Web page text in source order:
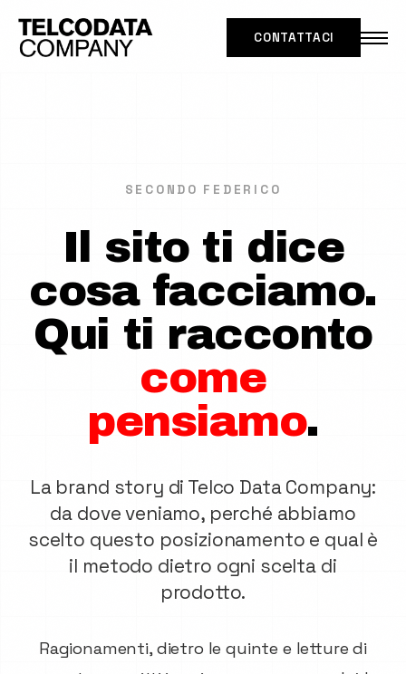
CONTATTACI
SECONDO FEDERICO
Il sito ti dice
cosa facciamo.
Qui ti racconto
come
pensiamo.
La brand story di Telco Data Company:
da dove veniamo, perché abbiamo
scelto questo posizionamento e qual è
il metodo dietro ogni scelta di
prodotto.
Ragionamenti, dietro le quinte e letture di
NETWORK INTELLIGENCE
MARKET INTELLIGENCE
DATA PARTNERSHIP
Brand Manifesto